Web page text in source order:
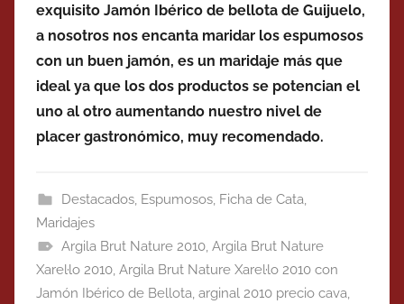
exquisito Jamón Ibérico de bellota de Guijuelo,
a nosotros nos encanta maridar los espumosos
con un buen jamón, es un maridaje más que
ideal ya que los dos productos se potencian el
uno al otro aumentando nuestro nivel de
placer gastronómico, muy recomendado.
Destacados, Espumosos, Ficha de Cata,
Maridajes
Argila Brut Nature 2010, Argila Brut Nature
Xarel·lo 2010, Argila Brut Nature Xarel·lo 2010 con
Jamón Ibérico de Bellota, arginal 2010 precio cava,